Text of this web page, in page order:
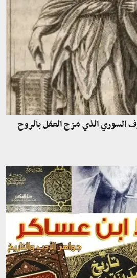
السوري الذي مزج العقل بالروح